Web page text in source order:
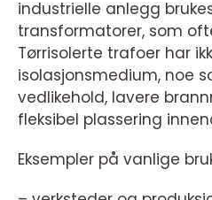
industrielle anlegg
transformatorer, som
Tørrisolerte trafoer har
isolasjonsmedium, noe
vedlikehold, lavere
fleksibel plassering
Eksempler på vanlige